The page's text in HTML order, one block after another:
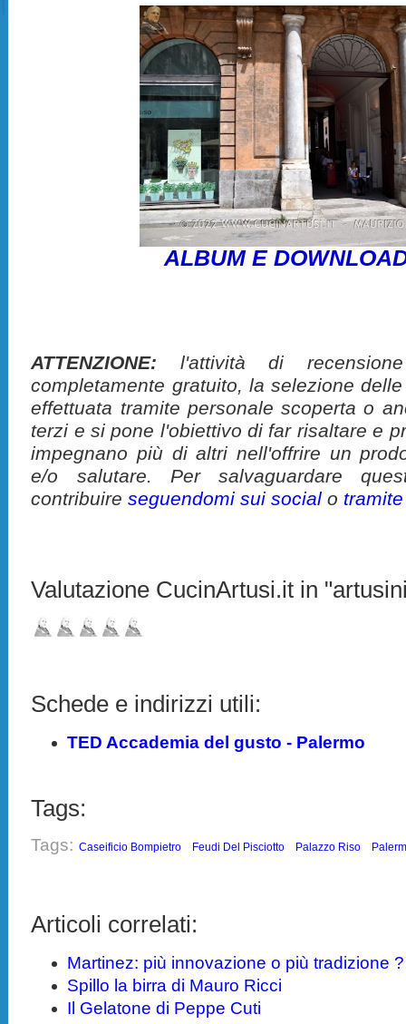
ALBUM E
ATTENZIONE: l'attività di
completamente gratuito, la selezione
effettuata tramite personale scoperta o
terzi e si pone l'obiettivo di far risaltare e
impegnano più di altri nell'offrire un
e/o salutare. Per salvaguardare
contribuireseguendomi sui social o
Valutazione CucinArtusi.it in
Schede e indirizzi utili:
TED Accademia del gusto - Palermo
Tags:
Tags: Caseificio Bompietro Feudi Del Pisciotto Palazzo Riso
Articoli correlati:
Martinez: più innovazione o più tradizione ?
Spillo la birra di Mauro Ricci
Il Gelatone di Peppe Cuti